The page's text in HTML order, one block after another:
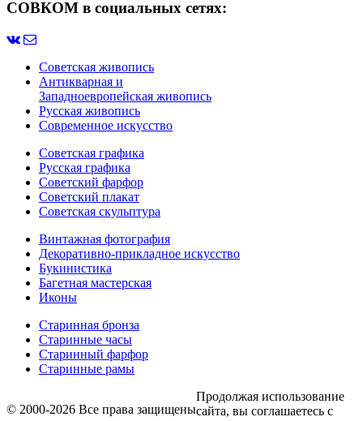
СОВКОМ в социальных сетях:
Советская живопись
Антикварная и
Западноевропейская живопись
Русская живопись
Современное искусство
Советская графика
Русская графика
Советский фарфор
Советский плакат
Советская скульптура
Винтажная фотография
Декоративно-прикладное искусство
Букинистика
Багетная мастерская
Иконы
Старинная бронза
Старинные часы
Старинный фарфор
Старинные рамы
© 2000-2026 Все права защищены
Продолжая использование
сайта, вы соглашаетесь с